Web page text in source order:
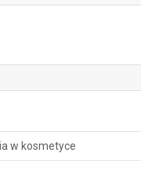
w kosmetyce